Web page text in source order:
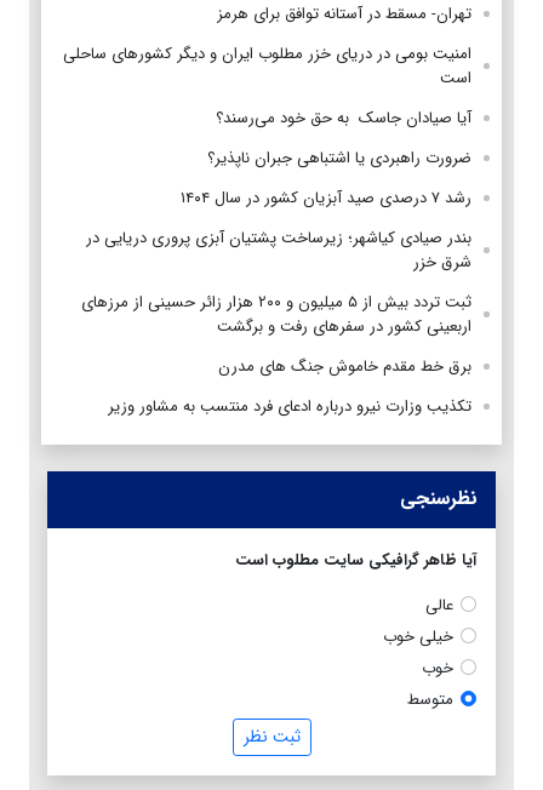
تهران- مسقط در آستانه توافق برای هرمز
امنیت بومی در دریای خزر مطلوب ایران و دیگر کشورهای ساحلی
است
آیا صیادان جاسک به حق خود می‌رسند؟
ضرورت راهبردی یا اشتباهی جبران ناپذیر؟
رشد ۷ درصدی صید آبزیان کشور در سال ۱۴۰۴
بندر صیادی کیاشهر؛ زیرساخت پشتیان آبزی پروری دریایی در
شرق خزر
ثبت تردد بیش از ۵ میلیون و ۲۰۰ هزار زائر حسینی از مرزهای
اربعینی کشور در سفرهای رفت و برگشت
برق خط مقدم خاموش جنگ های مدرن
تکذیب وزارت نیرو درباره ادعای فرد منتسب به مشاور وزیر
نظرسنجی
آیا ظاهر گرافیکی سایت مطلوب است
عالی
خیلی خوب
خوب
متوسط
ثبت نظر